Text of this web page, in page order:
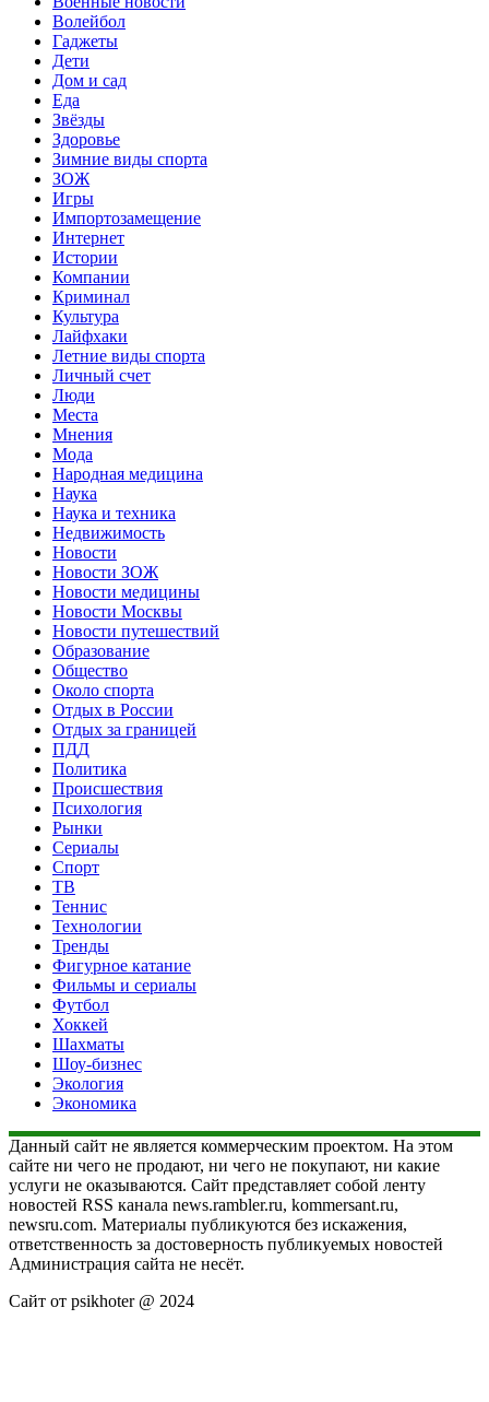
Волейбол
Гаджеты
Дети
Дом и сад
Еда
Звёзды
Здоровье
Зимние виды спорта
ЗОЖ
Игры
Импортозамещение
Интернет
Истории
Компании
Криминал
Культура
Лайфхаки
Летние виды спорта
Личный счет
Люди
Места
Мнения
Мода
Народная медицина
Наука
Наука и техника
Недвижимость
Новости
Новости ЗОЖ
Новости медицины
Новости Москвы
Новости путешествий
Образование
Общество
Около спорта
Отдых в России
Отдых за границей
ПДД
Политика
Происшествия
Психология
Рынки
Сериалы
Спорт
ТВ
Теннис
Технологии
Тренды
Фигурное катание
Фильмы и сериалы
Футбол
Хоккей
Шахматы
Шоу-бизнес
Экология
Экономика
Данный сайт не является коммерческим проектом. На этом
сайте ни чего не продают, ни чего не покупают, ни какие
услуги не оказываются. Сайт представляет собой ленту
новостей RSS канала news.rambler.ru, kommersant.ru,
newsru.com. Материалы публикуются без искажения,
ответственность за достоверность публикуемых новостей
Администрация сайта не несёт.
Сайт от psikhoter @ 2024